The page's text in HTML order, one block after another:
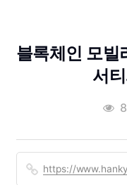
블록체인 모빌
서
https://